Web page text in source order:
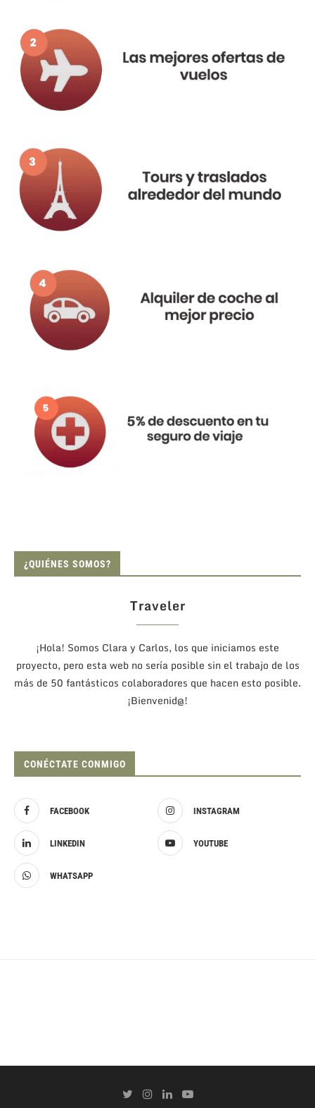
¿QUIÉNES SOMOS?
Traveler
¡Hola! Somos Clara y Carlos, los que iniciamos este
proyecto, pero esta web no sería posible sin el trabajo de los
más de 50 fantásticos colaboradores que hacen esto posible.
¡Bienvenid@!
CONÉCTATE CONMIGO
FACEBOOK INSTAGRAM
LINKEDIN YOUTUBE
WHATSAPP